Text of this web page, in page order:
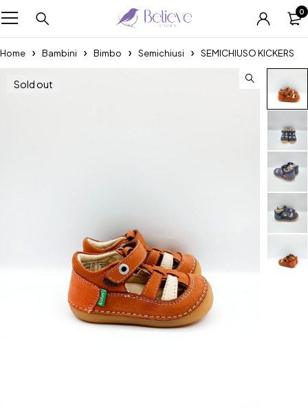
0
Home Bambini Bimbo Semichiusi SEMICHIUSO KICKERS
Sold out